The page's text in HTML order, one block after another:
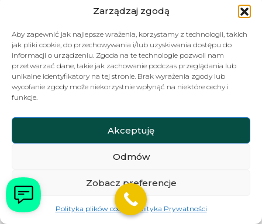
Zarządzaj zgodą
Aby zapewnić jak najlepsze wrażenia, korzystamy z technologii, takich
jak pliki cookie, do przechowywania i/lub uzyskiwania dostępu do
informacji o urządzeniu. Zgoda na te technologie pozwoli nam
przetwarzać dane, takie jak zachowanie podczas przeglądania lub
unikalne identyfikatory na tej stronie. Brak wyrażenia zgody lub
wycofanie zgody może niekorzystnie wpłynąć na niektóre cechy i
funkcje.
Akceptuję
Odmów
Zobacz preferencje
Polityka plików cookiesPolityka Prywatności